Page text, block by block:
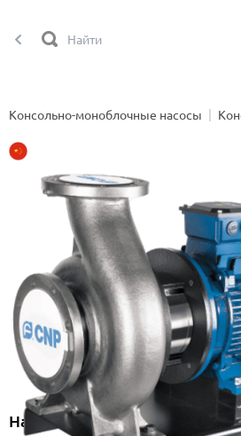
Консольно-моноблочные насосы
Насос консольно-